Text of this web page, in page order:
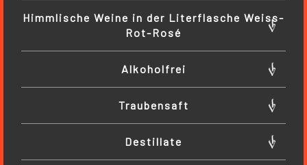
Himmlische Weine in der Literflasche Weiss-
Rot-Rosé
Alkoholfrei
Traubensaft
Destillate